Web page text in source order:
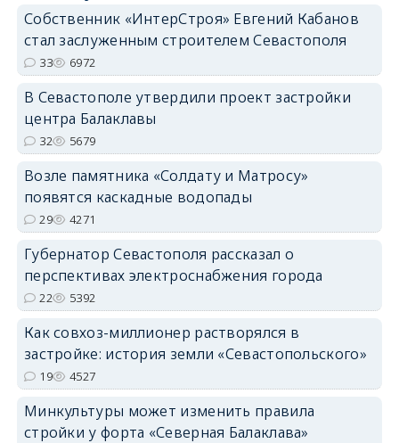
Собственник «ИнтерСтроя» Евгений Кабанов
стал заслуженным строителем Севастополя
33 6972
В Севастополе утвердили проект застройки
центра Балаклавы
32 5679
Возле памятника «Солдату и Матросу»
появятся каскадные водопады
29 4271
Губернатор Севастополя рассказал о
перспективах электроснабжения города
22 5392
Как совхоз-миллионер растворялся в
застройке: история земли «Севастопольского»
19 4527
Минкультуры может изменить правила
стройки у форта «Северная Балаклава»